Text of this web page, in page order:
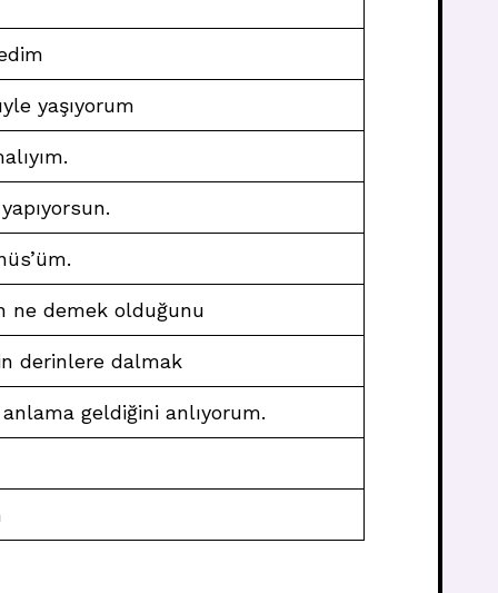
yaşıyorum
ne demek olduğunu
derinlere dalmak
geldiğini anlıyorum.